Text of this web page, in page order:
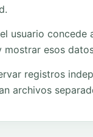
usuario concede
mostrar esos
registros
archivos